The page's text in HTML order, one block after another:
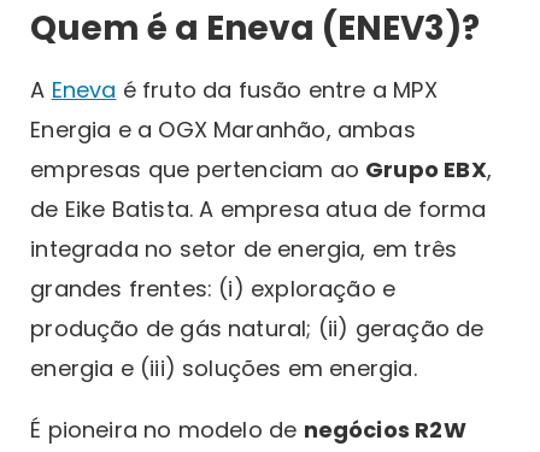
Quem é a Eneva (ENEV3)?
A Eneva é fruto da fusão entre a MPX
Energia e a OGX Maranhão, ambas
empresas que pertenciam ao Grupo EBX,
de Eike Batista. A empresa atua de forma
integrada no setor de energia, em três
grandes frentes: (i) exploração e
produção de gás natural; (ii) geração de
energia e (iii) soluções em energia.
É pioneira no modelo de negócios R2W